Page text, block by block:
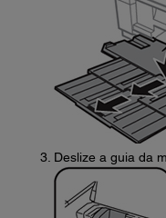
Deslize a guia da